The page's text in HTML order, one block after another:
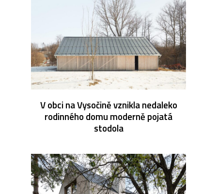
V obci na Vysočině vznikla nedaleko
rodinného domu moderně pojatá
stodola